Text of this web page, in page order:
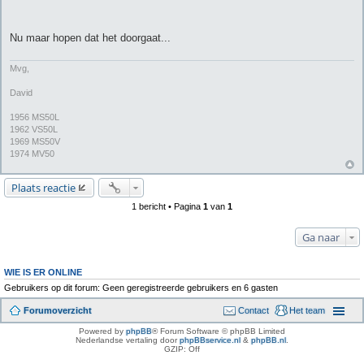
Nu maar hopen dat het doorgaat...
Mvg,
David
1956 MS50L
1962 VS50L
1969 MS50V
1974 MV50
Plaats reactie
1 bericht • Pagina 1 van 1
Ga naar
WIE IS ER ONLINE
Gebruikers op dit forum: Geen geregistreerde gebruikers en 6 gasten
Forumoverzicht Het team
Contact
Powered by phpBB® Forum Software © phpBB Limited
Nederlandse vertaling doorphpBBservice.nl & phpBB.nl.
GZIP: Off